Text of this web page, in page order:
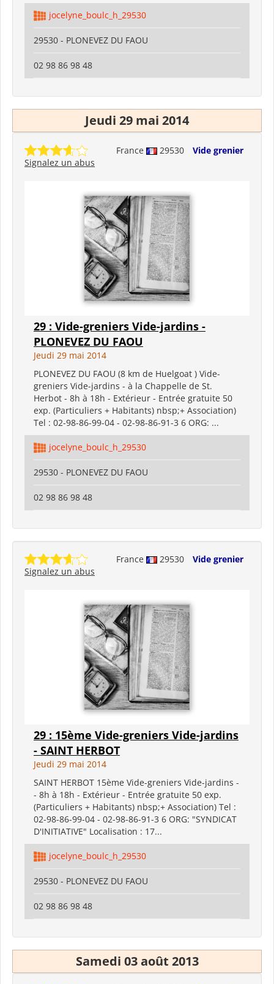
jocelyne_boulc_h_29530
29530 - PLONEVEZ DU FAOU
02 98 86 98 48
Jeudi 29 mai 2014
France 29530
Vide grenier
Signalez un abus
29 : Vide-greniers Vide-jardins -
PLONEVEZ DU FAOU
Jeudi 29 mai 2014
PLONEVEZ DU FAOU (8 km de Huelgoat ) Vide-
greniers Vide-jardins - à la Chappelle de St.
Herbot - 8h à 18h - Extérieur - Entrée gratuite 50
exp. (Particuliers + Habitants) nbsp;+ Association)
Tel : 02-98-86-99-04 - 02-98-86-91-3 6 ORG: ...
jocelyne_boulc_h_29530
29530 - PLONEVEZ DU FAOU
02 98 86 98 48
France 29530
Vide grenier
Signalez un abus
29 : 15ème Vide-greniers Vide-jardins
- SAINT HERBOT
Jeudi 29 mai 2014
SAINT HERBOT 15ème Vide-greniers Vide-jardins -
- 8h à 18h - Extérieur - Entrée gratuite 50 exp.
(Particuliers + Habitants) nbsp;+ Association) Tel :
02-98-86-99-04 - 02-98-86-91-3 6 ORG: "SYNDICAT
D'INITIATIVE" Localisation : 17...
jocelyne_boulc_h_29530
29530 - PLONEVEZ DU FAOU
02 98 86 98 48
Samedi 03 août 2013